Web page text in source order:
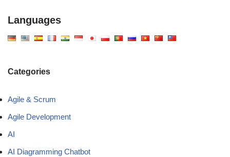
Languages
Categories
Agile & Scrum
Agile Development
AI
AI Diagramming Chatbot